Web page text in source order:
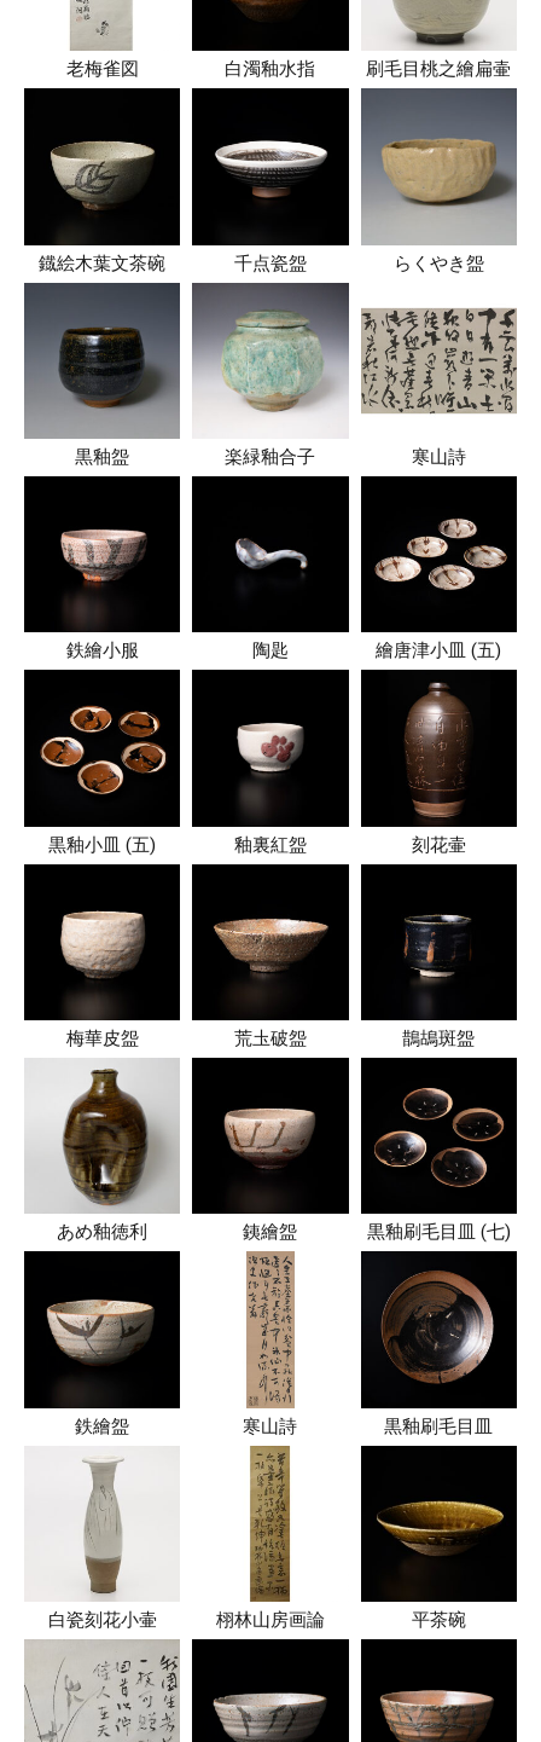
老梅雀図 白濁釉水指 刷毛目桃之繪扁壷
鐡絵木葉文茶碗 千点瓷盌 らくやき盌
黒釉盌 楽緑釉合子 寒山詩
鉄繪小服 陶匙 繪唐津小皿 (五)
黒釉小皿 (五) 釉裏紅盌 刻花壷
梅華皮盌 荒圡破盌 鵲鴣斑盌
あめ釉徳利 銕繪盌 黒釉刷毛目皿 (七)
鉄繪盌 寒山詩 黒釉刷毛目皿
白瓷刻花小壷 栩林山房画論 平茶碗